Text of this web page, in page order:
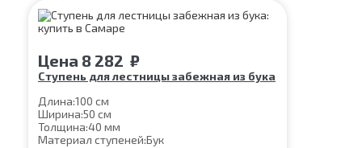
Цена 8 282 ₽
Ступень для лестницы забежная из бука
Длина:100 см
Ширина:50 см
Толщина:40 мм
Материал ступеней:Бук